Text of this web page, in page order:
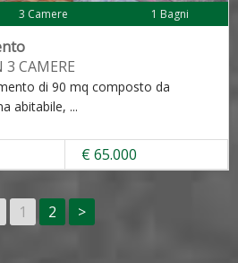
3 Camere 1 Bagni
CAMERE
di 90 mq composto da
abitabile, ...
€ 65.000
1 2 >